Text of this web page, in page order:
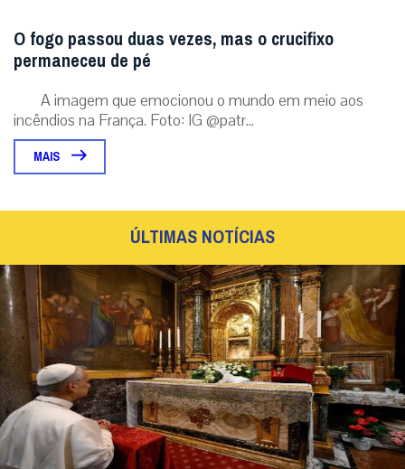
O fogo passou duas vezes, mas o crucifixo
permaneceu de pé
A imagem que emocionou o mundo em meio aos
incêndios na França. Foto: IG @patr...
MAIS
ÚLTIMAS NOTÍCIAS